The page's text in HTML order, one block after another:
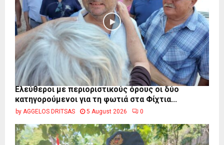
Ελεύθεροι με περιοριστικούς όρους οι δύο
κατηγορούμενοι για τη φωτιά στα Φίχτια...
by AGGELOS DRITSAS 5 August 2026 0